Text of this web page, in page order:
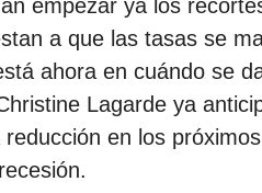
empezar ya los
a que las tasas se
ahora en cuándo se
Lagarde ya
en los